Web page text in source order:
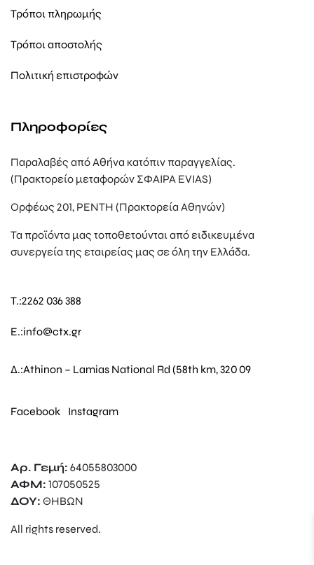
Τρόποι πληρωμής
Τρόποι αποστολής
Πολιτική επιστροφών
Πληροφορίες
Παραλαβές από Αθήνα κατόπιν παραγγελίας.
(Πρακτορείο μεταφορών ΣΦΑΙΡΑ EVIAS)
Ορφέως 201, ΡΕΝΤΗ (Πρακτορεία Αθηνών)
Τα προϊόντα μας τοποθετούνται από ειδικευμένα
συνεργεία της εταιρείας μας σε όλη την Ελλάδα.
T.:2262 036 388
E.:info@ctx.gr
Δ.:Athinon – Lamias National Rd (58th km, 320 09
Facebook Instagram
Αρ. Γεμή: 64055803000
ΑΦΜ: 107050525
ΔΟΥ: ΘΗΒΩΝ
All rights reserved.